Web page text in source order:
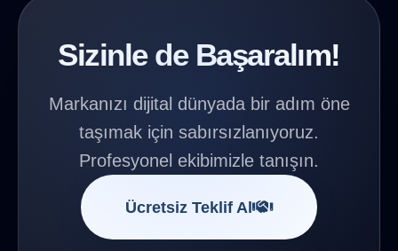
Sizinle de Başaralım!
Markanızı dijital dünyada bir adım öne
taşımak için sabırsızlanıyoruz.
Profesyonel ekibimizle tanışın.
Ücretsiz Teklif Al